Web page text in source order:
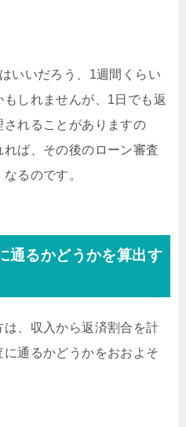
いいだろう、1週間くらい
しれませんが、1日でも返
れることがありますの
ば、その後のローン審査
るのです。
通るかどうかを算出す
、収入から返済割合を計
通るかどうかをおおよそ